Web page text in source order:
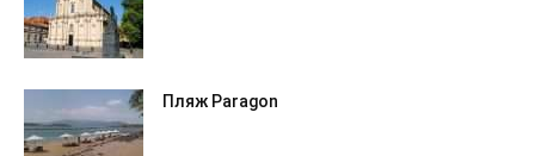
Пляж Paragon